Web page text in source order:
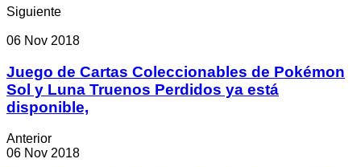
Siguiente
06 Nov 2018
Juego de Cartas Coleccionables de Pokémon
Sol y Luna Truenos Perdidos ya está
disponible,
Anterior
06 Nov 2018